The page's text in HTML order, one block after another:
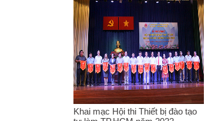
Khai mạc Hội thi Thiết bị đào tạo